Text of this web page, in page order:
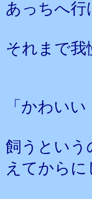
あっちへ
それまで我
「かわい
飼うという
えてから